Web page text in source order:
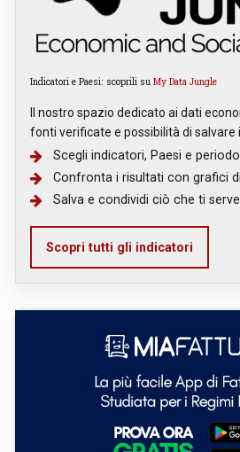
Indicatori e Paesi: scoprili su My Data Jungle
Il nostro spazio dedicato ai dati
fonti verificate e possibilità di salvare
Scegli indicatori, Paesi e periodo
Confronta i risultati con grafici
Salva e condividi ciò che ti serve
Scopri tutti gli indicatori